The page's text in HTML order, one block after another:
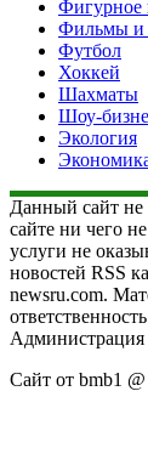
Фигурное
Фильмы и
Футбол
Хоккей
Шахматы
Шоу-
Экология
Данный сайт не
сайте ни чего
услуги не
новостей RSS
newsru.com.
Администрация
Сайт от bmb1